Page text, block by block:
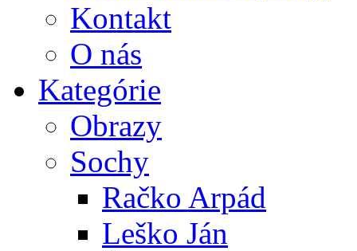
Kontakt
O nás
Kategórie
Obrazy
Sochy
Račko Arpád
Leško Ján